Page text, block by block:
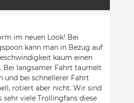
im neuen Look! Bei
kann man in Bezug auf
kaum einen
Bei langsamer Fahrt taumelt
und bei schnellerer Fahrt
rotiert aber nicht. Wir sind
sehr viele Trollingfans diese